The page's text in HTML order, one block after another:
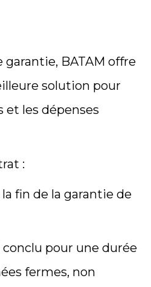
garantie, BATAM offre
solution pour
et les dépenses
:
fin de la garantie de
pour une durée
fermes, non